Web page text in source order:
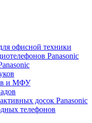
офисной техники
Panasonic
и МФУ
досок Panasonic
телефонов